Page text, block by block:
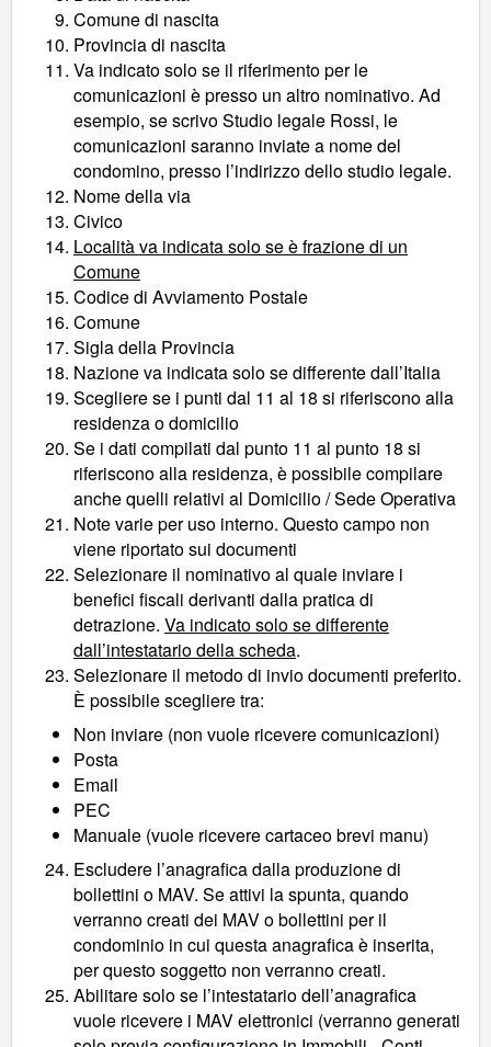
Comune di nascita
Provincia di nascita
Va indicato solo se il riferimento per le
comunicazioni è presso un altro nominativo. Ad
esempio, se scrivo Studio legale Rossi, le
comunicazioni saranno inviate a nome del
condomino, presso l’indirizzo dello studio legale.
Nome della via
Civico
Località va indicata solo se è frazione di un
Comune
Codice di Avviamento Postale
Comune
Sigla della Provincia
Nazione va indicata solo se differente dall’Italia
Scegliere se i punti dal 11 al 18 si riferiscono alla
residenza o domicilio
Se i dati compilati dal punto 11 al punto 18 si
riferiscono alla residenza, è possibile compilare
anche quelli relativi al Domicilio / Sede Operativa
Note varie per uso interno. Questo campo non
viene riportato sui documenti
Selezionare il nominativo al quale inviare i
benefici fiscali derivanti dalla pratica di
detrazione. Va indicato solo se differente
dall’intestatario della scheda.
Selezionare il metodo di invio documenti preferito.
È possibile scegliere tra:
Non inviare (non vuole ricevere comunicazioni)
Posta
Email
PEC
Manuale (vuole ricevere cartaceo brevi manu)
Escludere l’anagrafica dalla produzione di
bollettini o MAV. Se attivi la spunta, quando
verranno creati dei MAV o bollettini per il
condominio in cui questa anagrafica è inserita,
per questo soggetto non verranno creati.
Abilitare solo se l’intestatario dell’anagrafica
vuole ricevere i MAV elettronici (verranno generati